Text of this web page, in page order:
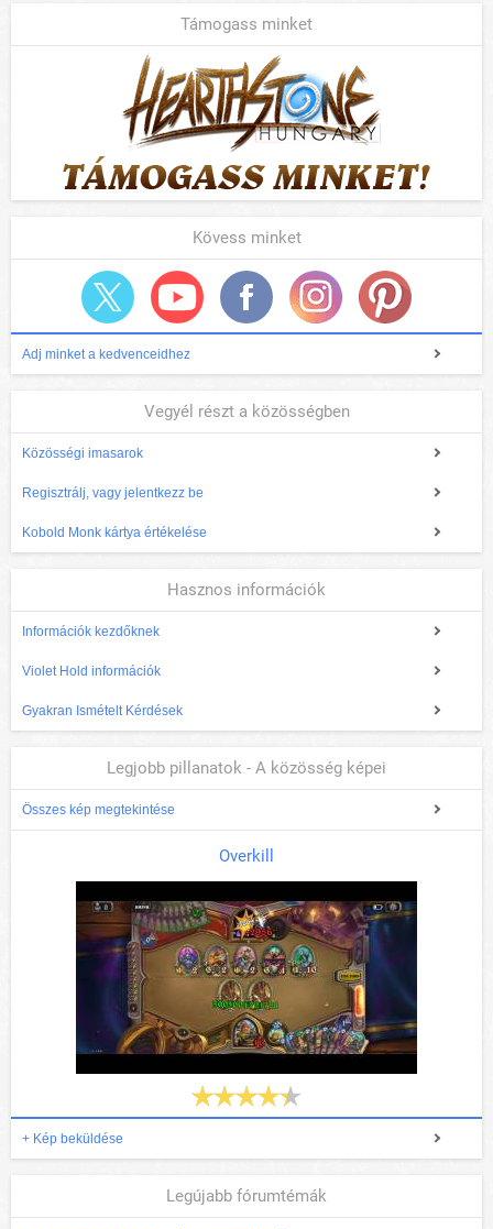
Támogass minket
Kövess minket
Adj minket a kedvenceidhez
Vegyél részt a közösségben
Közösségi imasarok
Regisztrálj, vagy jelentkezz be
Kobold Monk kártya értékelése
Hasznos információk
Információk kezdőknek
Violet Hold információk
Gyakran Ismételt Kérdések
Legjobb pillanatok - A közösség képei
Összes kép megtekintése
Overkill
+ Kép beküldése
Legújabb fórumtémák